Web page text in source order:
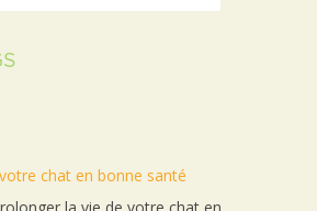
chat en bonne santé
la vie de votre chat en